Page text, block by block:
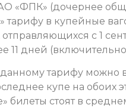
«ФПК» (дочернее
тарифу в купейные
с 1
11 дней
тарифу можно
купе на обоих
билеты стоят в